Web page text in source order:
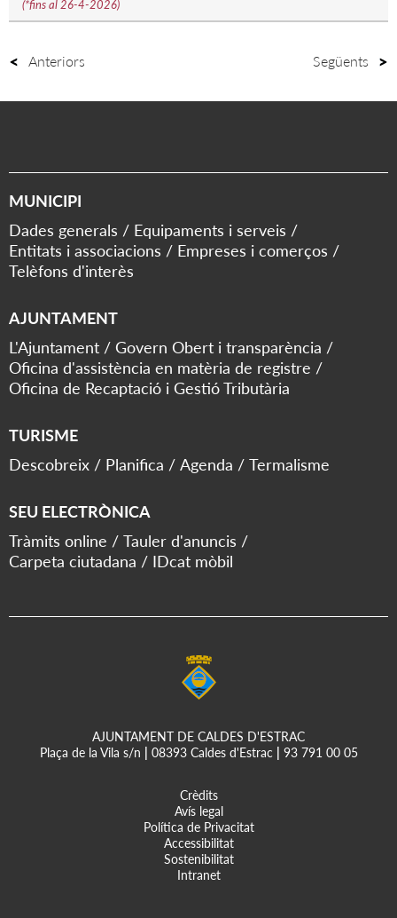
(*fins al 26-4-2026)
Anteriors Següents
MUNICIPI
Dades generals
Equipaments i serveis
Entitats i associacions
Empreses i comerços
Telèfons d'interès
AJUNTAMENT
L'Ajuntament
Govern Obert i transparència
Oficina d'assistència en matèria de registre
Oficina de Recaptació i Gestió Tributària
TURISME
Descobreix
Planifica Agenda Termalisme
SEU ELECTRÒNICA
Tràmits online
Tauler d'anuncis
Carpeta ciutadana
IDcat mòbil
AJUNTAMENT DE CALDES D'ESTRAC
Plaça de la Vila s/n
08393 Caldes d'Estrac 93 791 00 05
Crèdits
Avís legal
Política de Privacitat
Accessibilitat
Sostenibilitat
Intranet